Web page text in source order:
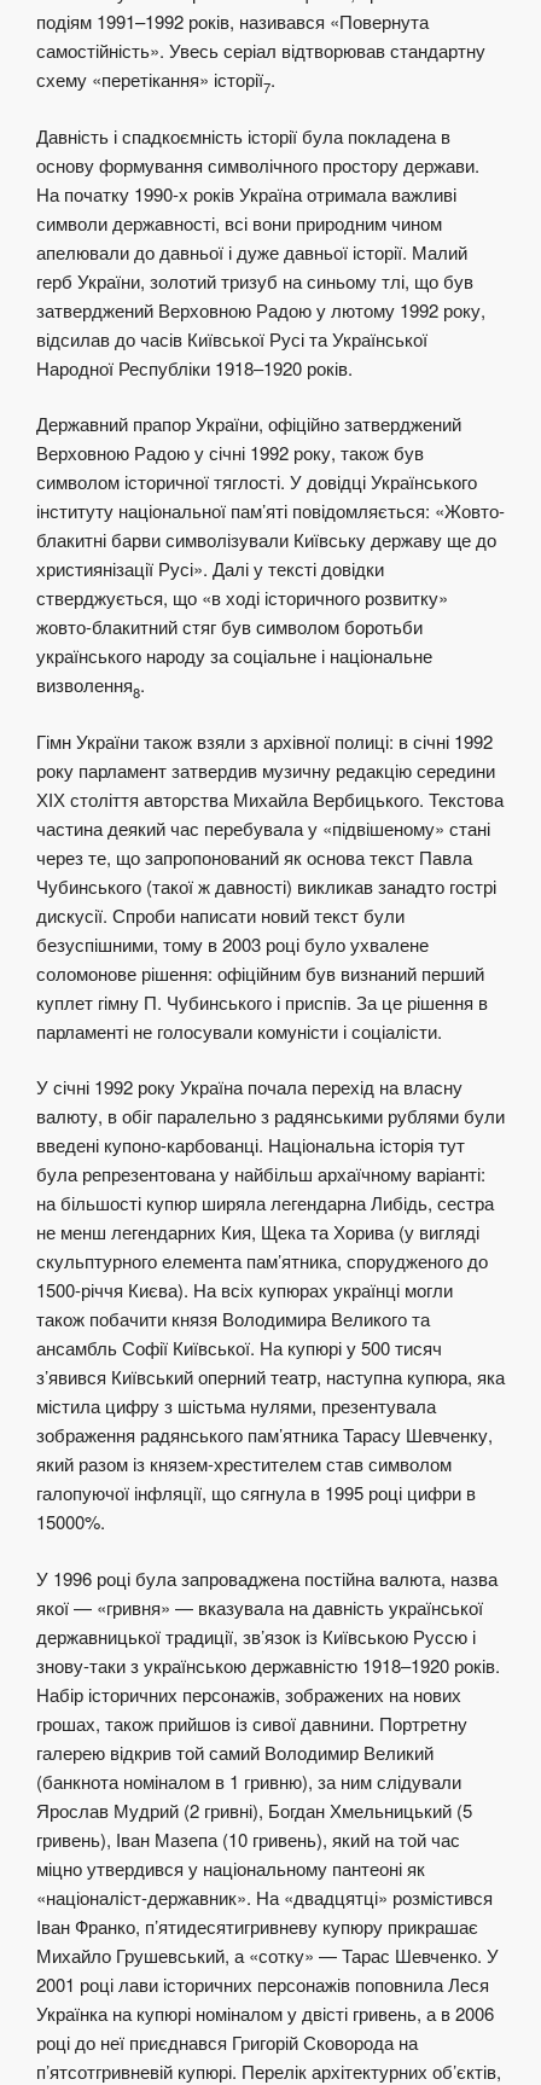
подіям 1991–1992 років, називався «Повернута
самостійність». Увесь серіал відтворював стандартну
схему «перетікання» історії7.
Давність і спадкоємність історії була покладена в
основу формування символічного простору держави.
На початку 1990-х років Україна отримала важливі
символи державності, всі вони природним чином
апелювали до давньої і дуже давньої історії. Малий
герб України, золотий тризуб на синьому тлі, що був
затверджений Верховною Радою у лютому 1992 року,
відсилав до часів Київської Русі та Української
Народної Республіки 1918–1920 років.
Державний прапор України, офіційно затверджений
Верховною Радою у січні 1992 року, також був
символом історичної тяглості. У довідці Українського
інституту національної пам’яті повідомляється: «Жовто-
блакитні барви символізували Київську державу ще до
християнізації Русі». Далі у тексті довідки
стверджується, що «в ході історичного розвитку»
жовто-блакитний стяг був символом боротьби
українського народу за соціальне і національне
визволення8.
Гімн України також взяли з архівної полиці: в січні 1992
року парламент затвердив музичну редакцію середини
ХІХ століття авторства Михайла Вербицького. Текстова
частина деякий час перебувала у «підвішеному» стані
через те, що запропонований як основа текст Павла
Чубинського (такої ж давності) викликав занадто гострі
дискусії. Спроби написати новий текст були
безуспішними, тому в 2003 році було ухвалене
соломонове рішення: офіційним був визнаний перший
куплет гімну П. Чубинського і приспів. За це рішення в
парламенті не голосували комуністи і соціалісти.
У січні 1992 року Україна почала перехід на власну
валюту, в обіг паралельно з радянськими рублями були
введені купоно-карбованці. Національна історія тут
була репрезентована у найбільш архаїчному варіанті:
на більшості купюр ширяла легендарна Либідь, сестра
не менш легендарних Кия, Щека та Хорива (у вигляді
скульптурного елемента пам’ятника, спорудженого до
1500-річчя Києва). На всіх купюрах українці могли
також побачити князя Володимира Великого та
ансамбль Софії Київської. На купюрі у 500 тисяч
з’явився Київський оперний театр, наступна купюра, яка
містила цифру з шістьма нулями, презентувала
зображення радянського пам’ятника Тарасу Шевченку,
який разом із князем-хрестителем став символом
галопуючої інфляції, що сягнула в 1995 році цифри в
15000%.
У 1996 році була запроваджена постійна валюта, назва
якої — «гривня» — вказувала на давність української
державницької традиції, зв’язок із Київською Руссю і
знову-таки з українською державністю 1918–1920 років.
Набір історичних персонажів, зображених на нових
грошах, також прийшов із сивої давнини. Портретну
галерею відкрив той самий Володимир Великий
(банкнота номіналом в 1 гривню), за ним слідували
Ярослав Мудрий (2 гривні), Богдан Хмельницький (5
гривень), Іван Мазепа (10 гривень), який на той час
міцно утвердився у національному пантеоні як
«націоналіст-державник». На «двадцятці» розмістився
Іван Франко, п’ятидесятигривневу купюру прикрашає
Михайло Грушевський, а «сотку» — Тарас Шевченко. У
2001 році лави історичних персонажів поповнила Леся
Українка на купюрі номіналом у двісті гривень, а в 2006
році до неї приєднався Григорій Сковорода на
п’ятсотгривневій купюрі. Перелік архітектурних об’єктів,